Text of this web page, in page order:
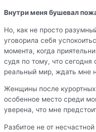
Внутри меня бушевал
Но, как не просто
уговорила себя
момента, когда
судя по тому, что
реальный мир, ждать мне
Женщины после
особенное место среди
уверена, что мне
Разбитое не от